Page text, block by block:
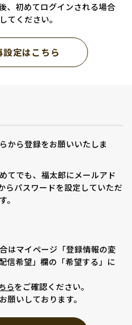
、初めてログインされる場合
てください。
定はこちら
から登録をお願いいたしま
てでも、福太郎にメールアド
らパスワードを設定していただ
。
はマイページ「登録情報の変
信希望」欄の「希望する」に
らをご確認ください。
いしております。